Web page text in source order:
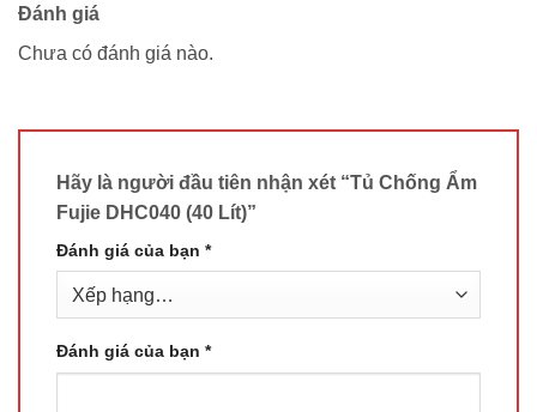
Đánh giá
Chưa có đánh giá nào.
Hãy là người đầu tiên nhận xét “Tủ Chống Ẩm
Fujie DHC040 (40 Lít)”
Đánh giá của bạn *
Đánh giá của bạn *